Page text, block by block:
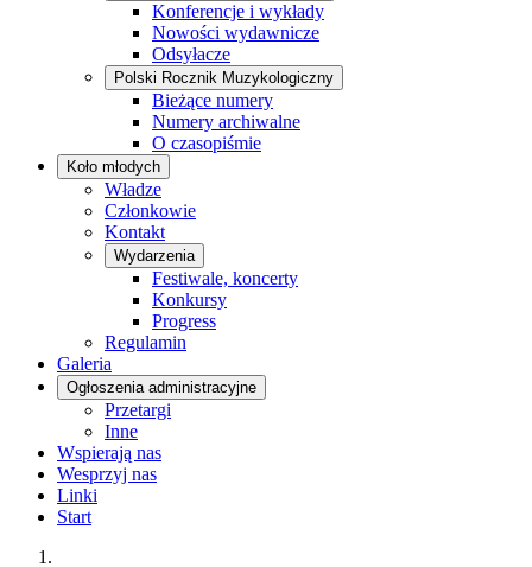
Konferencje i wykłady
Nowości wydawnicze
Odsyłacze
Polski Rocznik Muzykologiczny
Bieżące numery
Numery archiwalne
O czasopiśmie
Koło młodych
Władze
Członkowie
Kontakt
Wydarzenia
Festiwale, koncerty
Konkursy
Progress
Regulamin
Galeria
Ogłoszenia administracyjne
Przetargi
Inne
Wspierają nas
Wesprzyj nas
Linki
Start